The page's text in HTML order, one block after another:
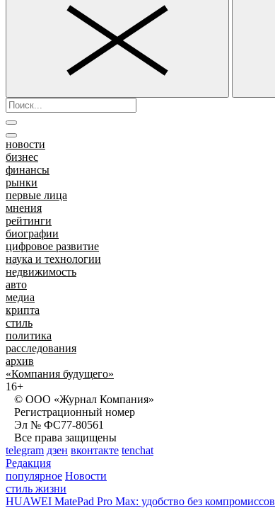
новости
бизнес
финансы
рынки
первые лица
мнения
рейтинги
биографии
цифровое развитие
наука и технологии
недвижимость
авто
медиа
крипта
стиль
политика
расследования
архив
«Компания будущего»
16+
© ООО «Журнал Компания»
Регистрационный номер
Эл № ФС77-80561
Все права защищены
telegram дзен вконтакте tenchat
Редакция
популярное Новости
стиль жизни
HUAWEI MatePad Pro Max: удобство без компромиссов